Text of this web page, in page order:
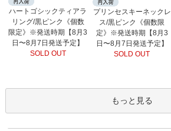
ハートゴシックティアラ
リング/黒ピンク《個数
限定》※発送時期【8月3
日〜8月7日発送予定】
SOLD OUT
プリンセスキーネックレ
ス/黒ピンク《個数限
定》※発送時期【8月3
日〜8月7日発送予定】
SOLD OUT
もっと見る